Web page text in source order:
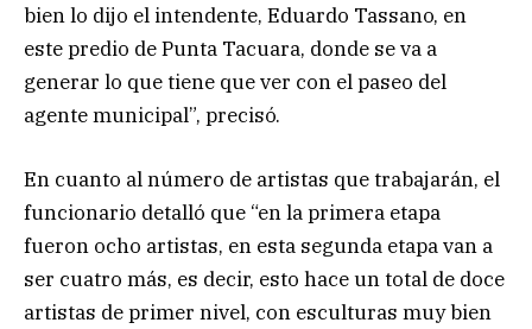
bien lo dijo el intendente, Eduardo Tassano, en
este predio de Punta Tacuara, donde se va a
generar lo que tiene que ver con el paseo del
agente municipal”, precisó.
En cuanto al número de artistas que trabajarán, el
funcionario detalló que “en la primera etapa
fueron ocho artistas, en esta segunda etapa van a
ser cuatro más, es decir, esto hace un total de doce
artistas de primer nivel, con esculturas muy bien